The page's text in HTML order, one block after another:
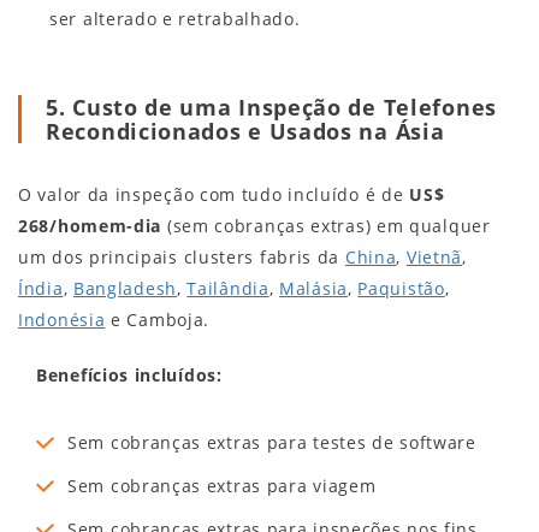
ser alterado e retrabalhado.
5. Custo de uma Inspeção de Telefones
Recondicionados e Usados na Ásia
O valor da inspeção com tudo incluído é de US$
268/homem-dia (sem cobranças extras) em qualquer
um dos principais clusters fabris da China, Vietnã,
Índia, Bangladesh,Tailândia, Malásia, Paquistão,
Indonésia e Camboja.
Benefícios incluídos:
Sem cobranças extras para testes de software
Sem cobranças extras para viagem